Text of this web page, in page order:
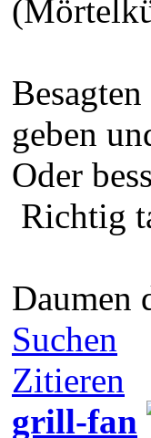
geben
Oder
Richtig
Daumen
Suchen
Zitieren
grill-fan